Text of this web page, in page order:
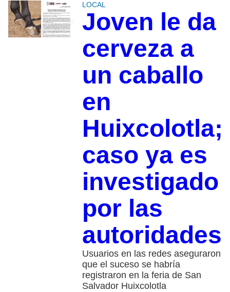
LOCAL
Joven le da
cerveza a
un caballo
en
Huixcolotla;
caso ya es
investigado
por las
autoridades
Usuarios en las redes aseguraron
que el suceso se habría
registraron en la feria de San
Salvador Huixcolotla